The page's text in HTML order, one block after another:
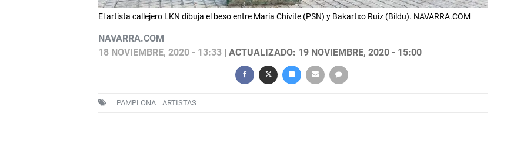
El artista callejero LKN dibuja el beso entre María Chivite (PSN) y Bakartxo Ruiz (Bildu). NAVARRA.COM
NAVARRA.COM
18 NOVIEMBRE, 2020 - 13:33| ACTUALIZADO: 19 NOVIEMBRE, 2020 - 15:00
PAMPLONA ARTISTAS